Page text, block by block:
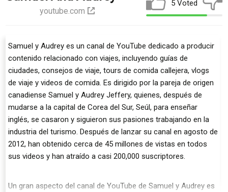
youtube.com
5 Voted
Samuel y Audrey es un canal de YouTube dedicado a producir
contenido relacionado con viajes, incluyendo guías de
ciudades, consejos de viaje, tours de comida callejera, vlogs
de viaje y videos de comida. Es dirigido por la pareja de origen
canadiense Samuel y Audrey Jeffery, quienes, después de
mudarse a la capital de Corea del Sur, Seúl, para enseñar
inglés, se casaron y siguieron sus pasiones trabajando en la
industria del turismo. Después de lanzar su canal en agosto de
2012, han obtenido cerca de 45 millones de vistas en todos
sus videos y han atraído a casi 200,000 suscriptores.
Un gran aspecto del canal de YouTube de Samuel y Audrey es